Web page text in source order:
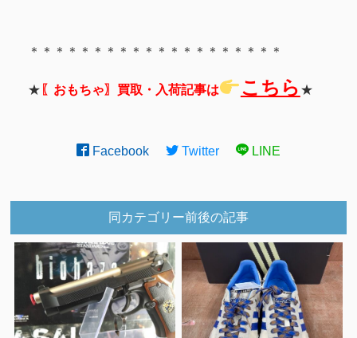
＊＊＊＊＊＊＊＊＊＊＊＊＊＊＊＊＊＊＊＊
★ 〖おもちゃ〗買取・入荷記事は こちら ★
Facebook Twitter LINE
同カテゴリー前後の記事